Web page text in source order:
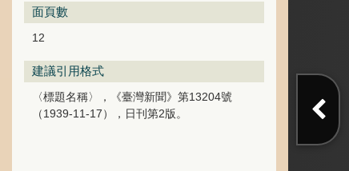
面頁數
12
建議引用格式
〈標題名稱〉，《臺灣新聞》第13204號
（1939-11-17），日刊第2版。